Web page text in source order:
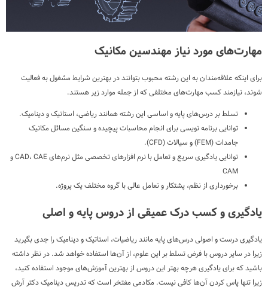
مهارت‌های مورد نیاز مهندسین مکانیک
برای اینکه علاقه‌مندان به این رشته محبوب بتوانند در بهترین شرایط مشغول به فعالیت
شوند، نیازمند کسب مهارت‌های مختلفی که از جمله موارد زیر هستند.
تسلط بر درس‎‌های پایه و اساسی این رشته همانند ریاضی، استاتیک و دینامیک.
توانایی برنامه نویسی برای انجام محاسبات پیچیده و سنگین مسائل مکانیک
جامدات (FEM) و سیالات (CFD).
توانایی یادگیری سریع و تعامل با نرم افزارهای تخصصی مثل نرم‌های CAD، CAE و
CAM
برخورداری از نظم، پشتکار و تعامل عالی با گروه مختلف یک پروژه.
یادگیری و کسب درک عمیقی از دروس پایه و اصلی
یادگیری درست و اصولی درس‌های پایه مانند ریاضیات، استاتیک و دینامیک را جدی بگیرید
زیرا در سایر دروس با فرض تسلط بر این علوم، از آن‌ها استفاده خواهد شد. در نظر داشته
باشید که برای یادگیری هرچه بهتر این دروس از بهترین آموزش‌های موجود استفاده کنید،
زیرا تنها پاس کردن آن‌ها کافی نیست. مکادمی مفتخر است که تدریس دینامیک دکتر آرش